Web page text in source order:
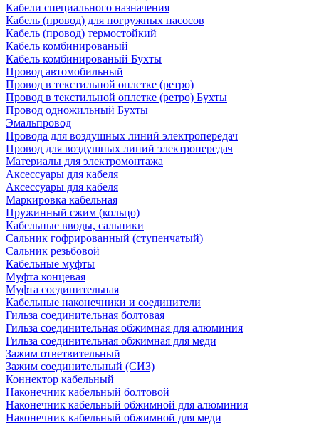
Кабели специального назначения
Кабель (провод) для погружных насосов
Кабель (провод) термостойкий
Кабель комбинированый
Кабель комбинированый Бухты
Провод автомобильный
Провод в текстильной оплетке (ретро)
Провод в текстильной оплетке (ретро) Бухты
Провод одножильный Бухты
Эмальпровод
Провода для воздушных линий электропередач
Провод для воздушных линий электропередач
Материалы для электромонтажа
Аксессуары для кабеля
Аксессуары для кабеля
Маркировка кабельная
Пружинный сжим (кольцо)
Кабельные вводы, сальники
Сальник гофрированный (ступенчатый)
Сальник резьбовой
Кабельные муфты
Муфта концевая
Муфта соединительная
Кабельные наконечники и соединители
Гильза соединительная болтовая
Гильза соединительная обжимная для алюминия
Гильза соединительная обжимная для меди
Зажим ответвительный
Зажим соединительный (СИЗ)
Коннектор кабельный
Наконечник кабельный болтовой
Наконечник кабельный обжимной для алюминия
Наконечник кабельный обжимной для меди